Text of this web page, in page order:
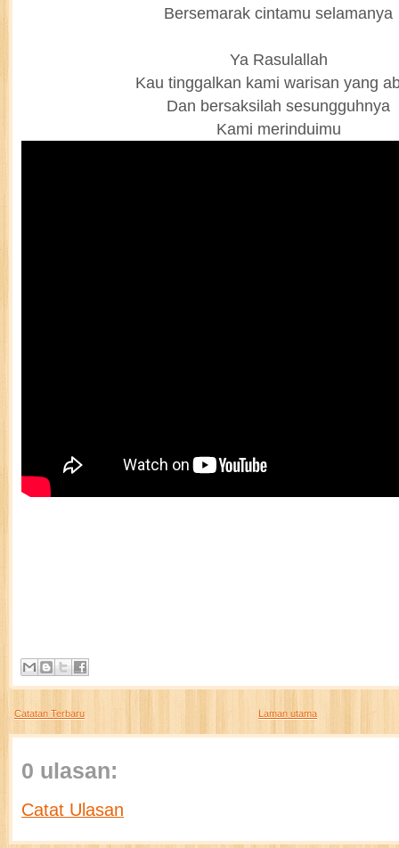
Bersemarak cintamu selamanya
Ya Rasulallah
Kau tinggalkan kami warisan yang
Dan bersaksilah sesungguhnya
Kami merinduimu
Catatan Terbaru Laman utama
0 ulasan:
Catat Ulasan